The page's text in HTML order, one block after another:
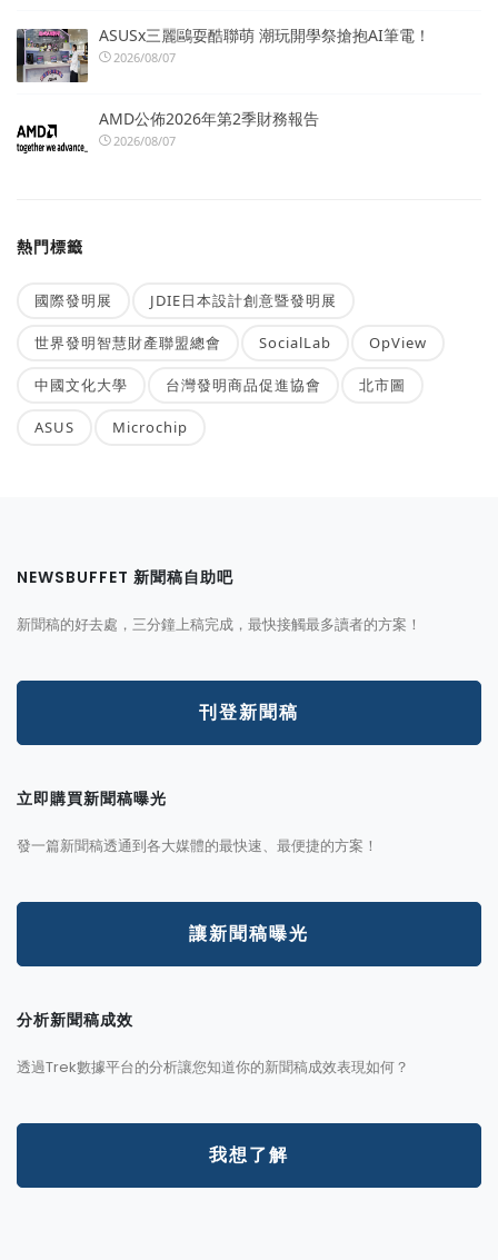
ASUSx三麗鷗耍酷聯萌 潮玩開學祭搶抱AI筆電！
2026/08/07
AMD公佈2026年第2季財務報告
2026/08/07
熱門標籤
國際發明展 JDIE日本設計創意暨發明展
世界發明智慧財產聯盟總會 SocialLab OpView
中國文化大學 台灣發明商品促進協會 北市圖
ASUS Microchip
NEWSBUFFET 新聞稿自助吧
新聞稿的好去處，三分鐘上稿完成，最快接觸最多讀者的方案！
刊登新聞稿
立即購買新聞稿曝光
發一篇新聞稿透通到各大媒體的最快速、最便捷的方案！
讓新聞稿曝光
分析新聞稿成效
透過Trek數據平台的分析讓您知道你的新聞稿成效表現如何？
我想了解